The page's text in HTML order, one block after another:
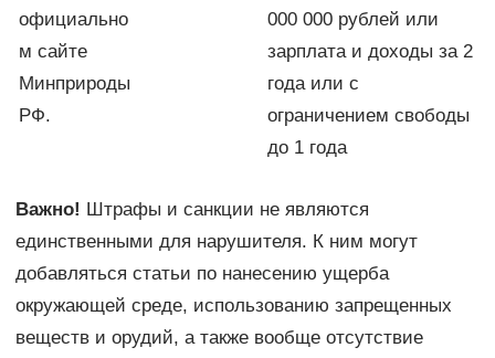
официально
м сайте
Минприроды
РФ.
000 000 рублей или
зарплата и доходы за 2
года или с
ограничением свободы
до 1 года
Важно! Штрафы и санкции не являются
единственными для нарушителя. К ним могут
добавляться статьи по нанесению ущерба
окружающей среде, использованию запрещенных
веществ и орудий, а также вообще отсутствие